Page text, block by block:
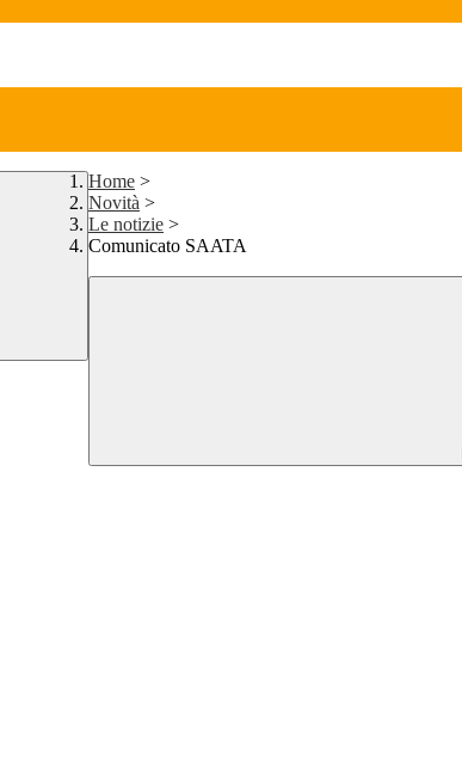
Home >
Novità >
Le notizie >
Comunicato SAATA